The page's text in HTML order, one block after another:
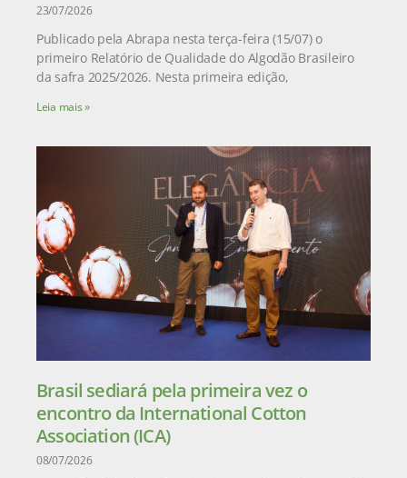
23/07/2026
Publicado pela Abrapa nesta terça-feira (15/07) o
primeiro Relatório de Qualidade do Algodão Brasileiro
da safra 2025/2026. Nesta primeira edição,
Leia mais »
Brasil sediará pela primeira vez o
encontro da International Cotton
Association (ICA)
08/07/2026